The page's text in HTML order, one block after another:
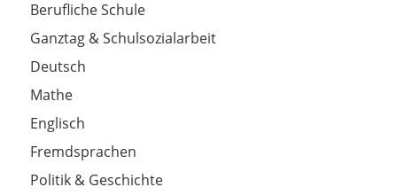
Berufliche Schule
Ganztag & Schulsozialarbeit
Deutsch
Mathe
Englisch
Fremdsprachen
Politik & Geschichte